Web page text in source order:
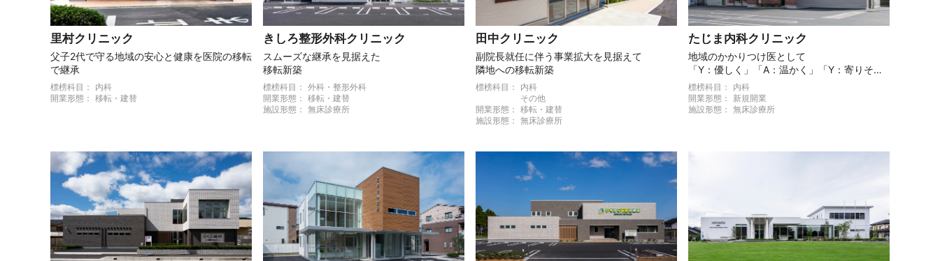
里村クリニック
父子2代で守る地域の安心と健康を医院の移転
で継承
標榜科目：
内科
開業形態： 移転・建替
きしろ整形外科クリニック
スムーズな継承を見据えた
移転新築
標榜科目： 外科・整形外科
開業形態： 移転・建替
施設形態： 無床診療所
田中クリニック
副院長就任に伴う事業拡大を見据えて
隣地への移転新築
標榜科目：
内科
その他
開業形態： 移転・建替
施設形態： 無床診療所
たじま内科クリニック
地域のかかりつけ医として
「Y：優しく」「A：温かく」「Y：寄りそ
う」クリニック
標榜科目：
内科
開業形態：
新規開業
施設形態： 無床診療所